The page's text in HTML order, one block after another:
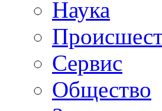
Наука
Сервис
Общество